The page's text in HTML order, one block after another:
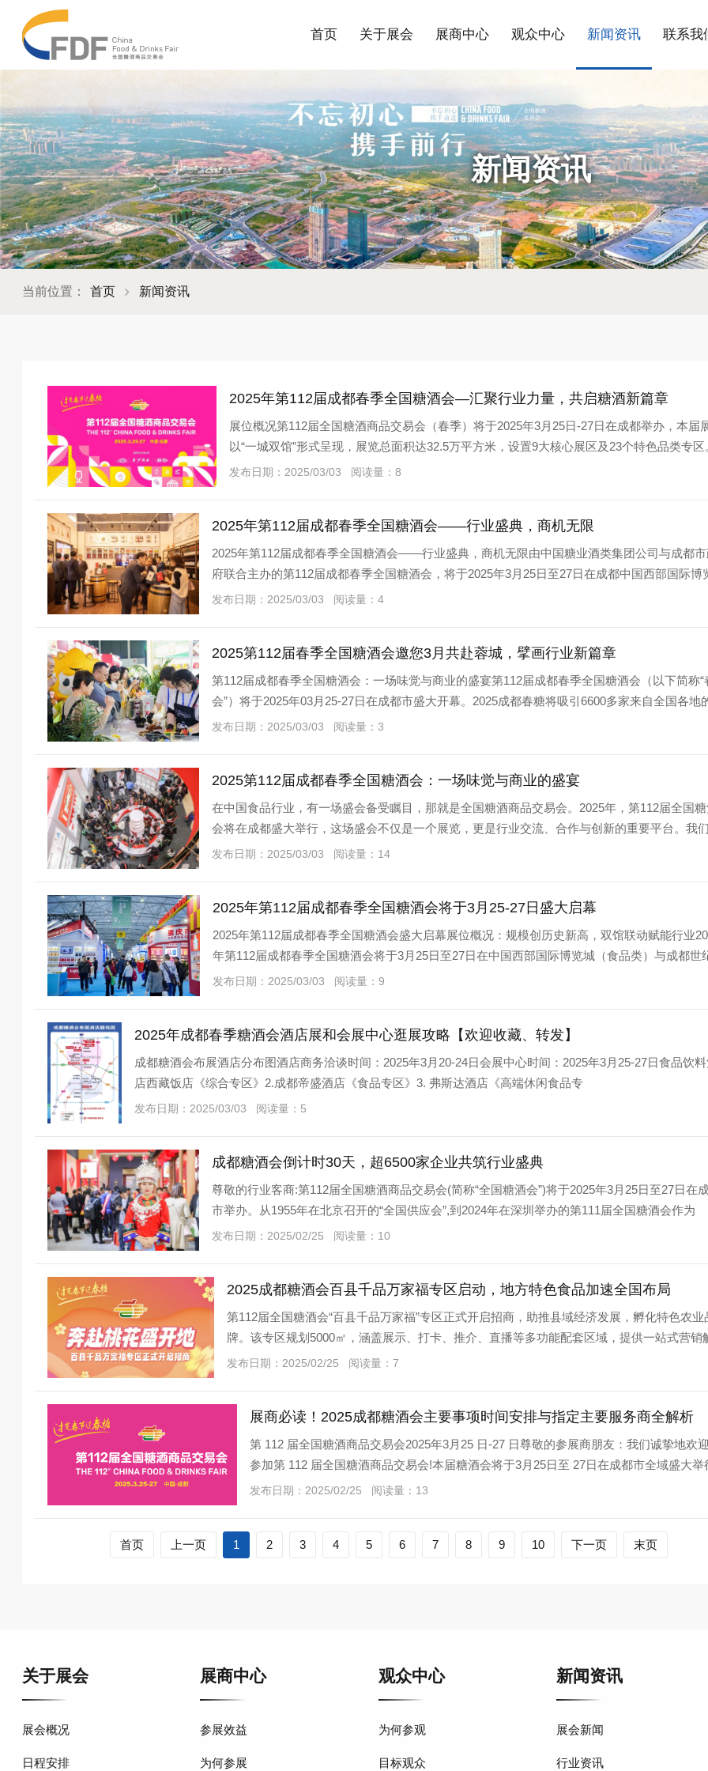
首页 关于展会 展商中心 观众中心 新闻资讯 联系我
新闻资讯
当前位置： 首页 新闻资讯
​2025年第112届成都春季全国糖酒会—汇聚行业力量，共启糖酒新篇章
展位概况第112届全国糖酒商品交易会（春季）将于2025年3月25日-27日在成都举办，本届
以“一城双馆”形式呈现，展览总面积达32.5万平方米，设置9大核心展区及23个特色品类专区
中： &n
发布日期：2025/03/03 阅读量：8
2025年第112届成都春季全国糖酒会——行业盛典，商机无限
2025年第112届成都春季全国糖酒会——行业盛典，商机无限由中国糖业酒类集团公司与成都市
府联合主办的第112届成都春季全国糖酒会，将于2025年3月25日至27日在成都中国西部国际博
与世纪城国
发布日期：2025/03/03 阅读量：4
2025第112届春季全国糖酒会邀您3月共赴蓉城，擘画行业新篇章
第112届成都春季全国糖酒会：一场味觉与商业的盛宴第112届成都春季全国糖酒会（以下简称“
会”）将于2025年03月25-27日在成都市盛大开幕。2025成都春糖将吸引6600多家来自全国各地
发布日期：2025/03/03 阅读量：3
2025第112届成都春季全国糖酒会：一场味觉与商业的盛宴
在中国食品行业，有一场盛会备受瞩目，那就是全国糖酒商品交易会。2025年，第112届全国
会将在成都盛大举行，这场盛会不仅是一个展览，更是行业交流、合作与创新的重要平台。我
挚地邀请*的食品、酒
发布日期：2025/03/03 阅读量：14
2025年第112届成都春季全国糖酒会将于3月25-27日盛大启幕
2025年第112届成都春季全国糖酒会盛大启幕展位概况：规模创历史新高，双馆联动赋能行业
年第112届成都春季全国糖酒会将于3月25日至27日在中国西部国际博览城（食品类）与成都世
新国际会展
发布日期：2025/03/03 阅读量：9
2025年成都春季糖酒会酒店展和会展中心逛展攻略【欢迎收藏、转发】
成都糖酒会布展酒店分布图酒店商务洽谈时间：2025年3月20-24日会展中心时间：2025年3月25-27日食品饮
店西藏饭店《综合专区》2.成都帝盛酒店《食品专区》3. 弗斯达酒店《高端休闲食品专
发布日期：2025/03/03 阅读量：5
成都糖酒会倒计时30天，超6500家企业共筑行业盛典
尊敬的行业客商:第112届全国糖酒商品交易会(简称“全国糖酒会”)将于2025年3月25日至27日在
市举办。从1955年在北京召开的“全国供应会”,到2024年在深圳举办的第111届全国糖酒会作为
发布日期：2025/02/25 阅读量：10
2025成都糖酒会百县千品万家福专区启动，地方特色食品加速全国布局
第112届全国糖酒会“百县千品万家福”专区正式开启招商，助推县域经济发展，孵化特色农业
牌。该专区规划5000㎡，涵盖展示、打卡、推介、直播等多功能配套区域，提供一站式营销
方案。参展权益*升级，
发布日期：2025/02/25 阅读量：7
展商必读！2025成都糖酒会主要事项时间安排与指定主要服务商全解析
第 112 届全国糖酒商品交易会2025年3月25 日-27 日尊敬的参展商朋友：我们诚挚地欢
参加第 112 届全国糖酒商品交易会!本届糖酒会将于3月25日至 27日在成都市全域盛大举
会前及会
发布日期：2025/02/25 阅读量：13
首页 上一页 1 2 3 4 5 6 7 8 9 10 下一页 末页
关于展会
展会概况
日程安排
展商中心
参展效益
为何参展
观众中心
为何参观
目标观众
新闻资讯
展会新闻
行业资讯